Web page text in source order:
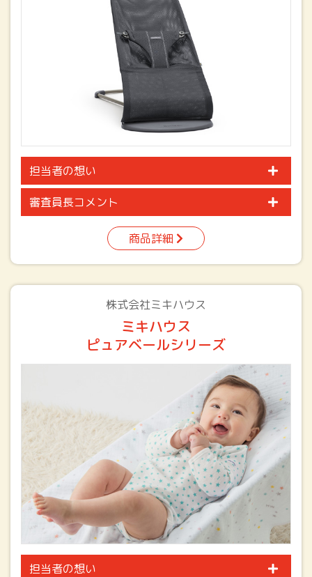
担当者の想い
審査員長コメント
商品詳細
株式会社ミキハウス
ミキハウス
ピュアベールシリーズ
担当者の想い